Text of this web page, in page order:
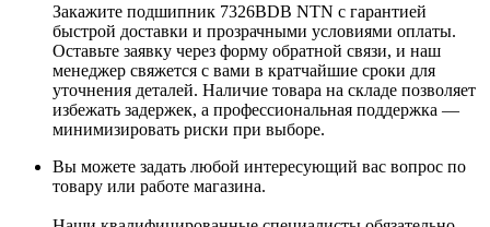
Закажите подшипник 7326BDB NTN с гарантией
быстрой доставки и прозрачными условиями оплаты.
Оставьте заявку через форму обратной связи, и наш
менеджер свяжется с вами в кратчайшие сроки для
уточнения деталей. Наличие товара на складе позволяет
избежать задержек, а профессиональная поддержка —
минимизировать риски при выборе.
Вы можете задать любой интересующий вас вопрос по
товару или работе магазина.